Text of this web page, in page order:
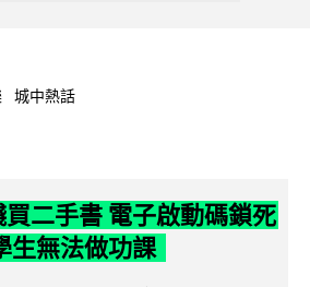
城中熱話
二手書 電子啟動碼鎖死
生無法做功課